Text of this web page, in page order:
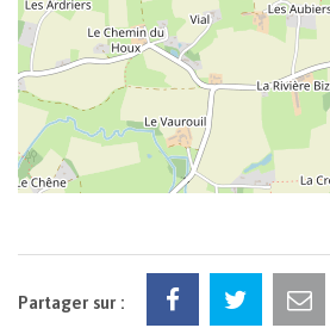
Partager sur :